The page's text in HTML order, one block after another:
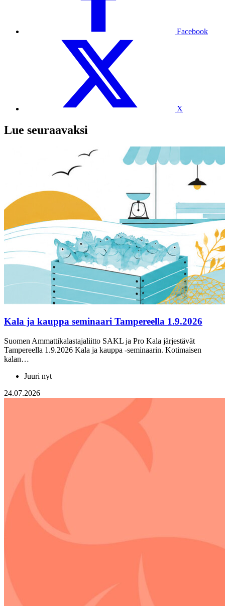
Facebook
X
Lue seuraavaksi
Kala ja kauppa seminaari Tampereella 1.9.2026
Suomen Ammattikalastajaliitto SAKL ja Pro Kala järjestävät
Tampereella 1.9.2026 Kala ja kauppa -seminaarin. Kotimaisen
kalan…
Juuri nyt
24.07.2026